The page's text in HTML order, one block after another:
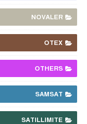
NOVALER
OTEX
OTHERS
SAMSAT
SATILLIMITE